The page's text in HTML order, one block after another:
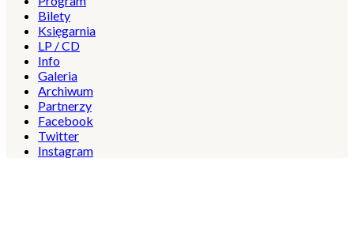
Bilety
Księgarnia
LP / CD
Info
Galeria
Archiwum
Partnerzy
Facebook
Twitter
Instagram